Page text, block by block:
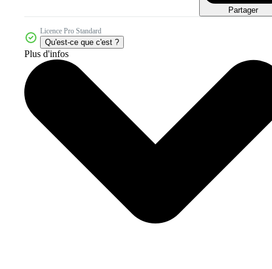
Partager
Licence Pro Standard
Qu'est-ce que c'est ?
Plus d'infos